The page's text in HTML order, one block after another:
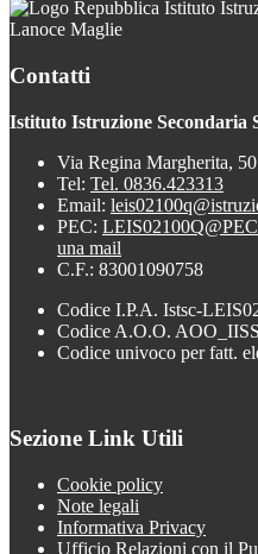
Istituto
Lanoce Maglie
Contatti
Istituto Istruzione Secondaria
Via Regina Margherita,
Tel: Tel. 0836.423313
Email:
PEC:
una mail
C.F.: 83001090758
Codice I.P.A. Istsc-
Codice A.O.O.
Codice univoco per fatt.
Sezione Link Utili
Cookie policy
Note legali
Informativa Privacy
Ufficio Relazioni con il